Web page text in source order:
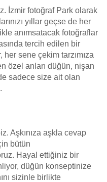
İzmir fotoğraf Park olarak
yıllar geçse de her
anımsatacak fotoğraflar
tercih edilen bir
her sene çekim tarzımıza
özel anları düğün, nişan
sadece size ait olan
Aşkınıza aşkla cevap
bütün
Hayal ettiğiniz bir
düğün konseptinize
sizinle birlikte